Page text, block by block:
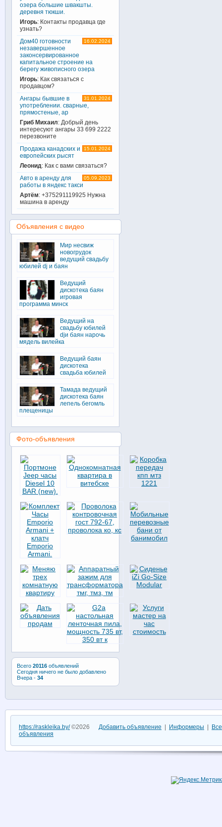
озера большие швакшты.
деревня тюкши.
Игорь: Контакты продавца где
узнать?
16.02.2024
Дом40 готовности
незавершенное
законсервированное
капитальное строение на
берегу живописного озера
Игорь: Как связаться с
продавцом?
31.01.2024
Ангары бывшие в
употреблении. сварные,
прямостеные, ар
Гриб Михаил: Добрый день
интересуют ангары 33 699 2222
перезвоните
15.01.2024
Продажа канадских и
европейских рысят
Леонид: Как с вами связаться?
05.09.2023
Авто в аренду для
работы в яндекс такси
Артём: +375291119925 Нужна
машина в аренду
Объявления с видео
Мир несвиж
новогрудок
ведущий свадьбу
юбилей dj и баян
Ведущий
дискотека баян
игровая
программа минск
Ведущий на
свадьбу юбилей
djи баян нарочь
мядель вилейка
Ведущий баян
дискотека
свадьба юбилей
Тамада ведущий
дискотека баян
лепель бегомль
плещеницы
Фото-объявления
Всего 20116объявлений
Сегодня ничего не было добавлено
Вчера - 34
https://raskleika.by/©2026 Добавить объявление Информеры
объявления